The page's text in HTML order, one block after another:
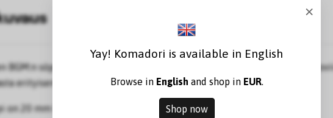
BGM:n söpöillä leirintäeläimillä koristeltu washiteippi. Teipissä on
erityisen kiiltävän.
on 20 mm leveä ja 5 metriä pitkä.
×
Yay! Komadori is available in English
Browse in English and shop in EUR
Shop now